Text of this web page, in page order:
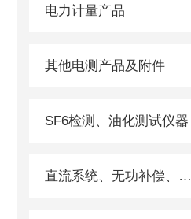
电力计量产品
其他电测产品及附件
SF6检测、油化测试仪器
直流系统、无功补偿、电池电机检测仪器